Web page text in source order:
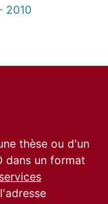
2010
thèse ou d'un
dans un format
services